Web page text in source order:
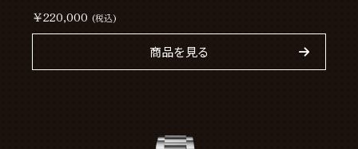
￥220,000 (税込)
商品を見る